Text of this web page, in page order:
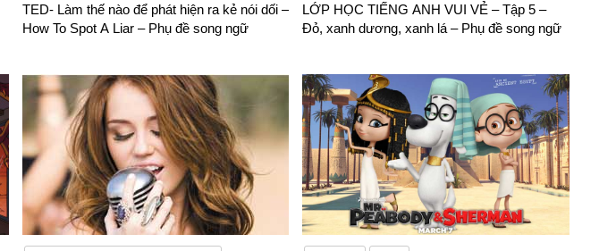
TED- Làm thế nào để phát hiện ra kẻ nói dối –
How To Spot A Liar – Phụ đề song ngữ
LỚP HỌC TIẾNG ANH VUI VẺ – Tập 5 –
Đỏ, xanh dương, xanh lá – Phụ đề song ngữ